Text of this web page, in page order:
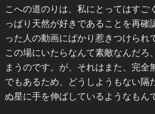
こへの道のりは、私にとってはすご
っぱり天然が好きであることを再確
った人の動画にばかり惹きつけられ
この場にいたらなんて素敵なんだろ
まうのです。が、それはまた、完全
でもあるため、どうしようもない隔
ぬ星に手を伸ばしているようなもん